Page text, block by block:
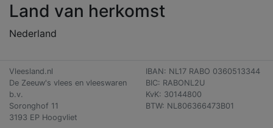
Land van herkomst
Nederland
Vleesland.nl
De Zeeuw's vlees en vleeswaren
b.v.
Soronghof 11
3193 EP Hoogvliet
IBAN: NL17 RABO 0360513344
BIC: RABONL2U
KvK: 30144800
BTW: NL806366473B01